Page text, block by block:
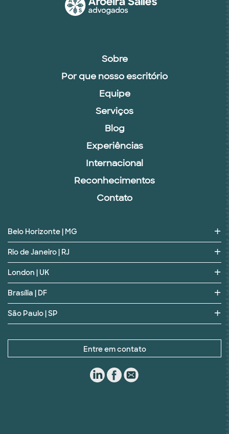
Sobre
Por que nosso escritório
Equipe
Serviços
Blog
Experiências
Internacional
Reconhecimentos
Contato
Belo Horizonte | MG
Rio de Janeiro | RJ
London | UK
Brasília | DF
São Paulo | SP
Entre em contato